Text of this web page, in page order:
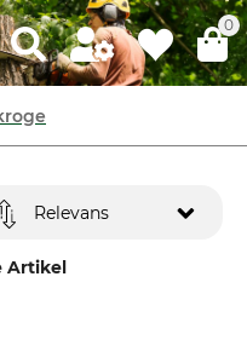
0
Artikel
Relevans